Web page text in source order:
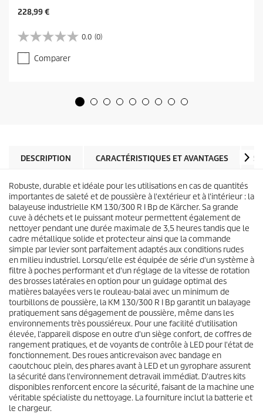
C
r
e
n
p
c
e
228,99 €
0.0 (0)
0
.
0
.
Comparer
DESCRIPTION CARACTÉRISTIQUES ET AVANTAGES
Robuste, durable et idéale pour les utilisations en cas de quantités
importantes de saleté et de poussière à l'extérieur et à l'intérieur : la
balayeuse industrielle KM 130/300 R I Bp de Kärcher. Sa grande
cuve à déchets et le puissant moteur permettent également de
nettoyer pendant une durée maximale de 3,5 heures tandis que le
cadre métallique solide et protecteur ainsi que la commande
simple par levier sont parfaitement adaptés aux conditions rudes
en milieu industriel. Lorsqu'elle est équipée de série d'un système à
filtre à poches performant et d'un réglage de la vitesse de rotation
des brosses latérales en option pour un guidage optimal des
matières balayées vers le rouleau-balai avec un minimum de
tourbillons de poussière, la KM 130/300 R I Bp garantit un balayage
pratiquement sans dégagement de poussière, même dans les
environnements très poussiéreux. Pour une facilité d'utilisation
élevée, l'appareil dispose en outre d'un siège confort, de coffres de
rangement pratiques, et de voyants de contrôle à LED pour l'état de
fonctionnement. Des roues anticrevaison avec bandage en
caoutchouc plein, des phares avant à LED et un gyrophare assurent
la sécurité dans l'environnement detravail immédiat. D'autres kits
disponibles renforcent encore la sécurité, faisant de la machine une
véritable spécialiste du nettoyage. La fourniture inclut la batterie et
le chargeur.